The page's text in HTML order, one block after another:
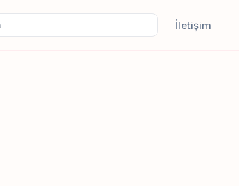
İletişim